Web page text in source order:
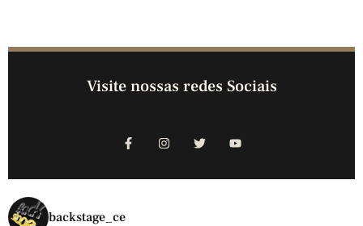
Visite nossas redes Sociais
backstage_ce